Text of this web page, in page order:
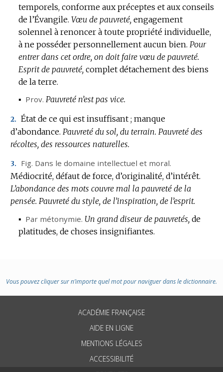
DOMAINE
:
temporels, conforme aux préceptes et aux conseils
de l’Évangile. Vœu de pauvreté, engagement
solennel à renoncer à toute propriété individuelle,
à ne posséder personnellement aucun bien. Pour
entrer dans cet ordre, on doit faire vœu de pauvreté.
Esprit de pauvreté, complet détachement des biens
de la terre.
▪ Prov. Pauvreté n’est pas vice.
2. État de ce qui est insuffisant ; manque
d’abondance. Pauvreté du sol, du terrain. Pauvreté des
récoltes, des ressources naturelles.
3. Fig. Dans le domaine intellectuel et moral.
Médiocrité, défaut de force, d’originalité, d’intérêt.
L’abondance des mots couvre mal la pauvreté de la
pensée. Pauvreté du style, de l’inspiration, de l’esprit.
▪ Par métonymie. Un grand diseur de pauvretés, de
platitudes, de choses insignifiantes.
Vous pouvez cliquer sur n’importe quel mot pour naviguer dans le dictionnaire.
ACADÉMIE FRANÇAISE
AIDE EN LIGNE
MENTIONS LÉGALES
ACCESSIBILITÉ